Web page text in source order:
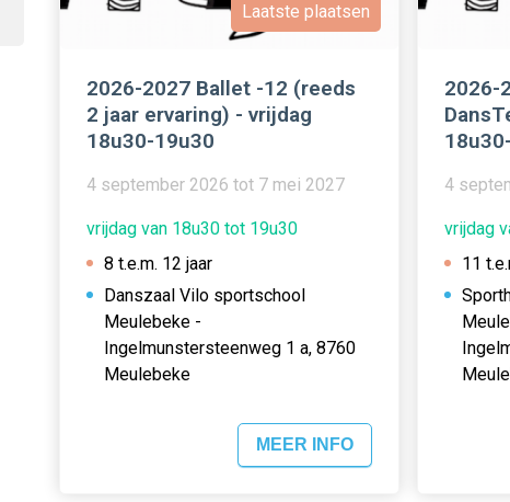
Laatste plaatsen
2026-2027 Ballet -12 (reeds
2 jaar ervaring) - vrijdag
18u30-19u30
4 september 2026 tot 7 mei 2027
vrijdag van 18u30 tot 19u30
8 t.e.m. 12 jaar
Danszaal Vilo sportschool
Meulebeke -
Ingelmunstersteenweg 1 a, 8760
Meulebeke
MEER INFO
2026-
4
vrijdag
11